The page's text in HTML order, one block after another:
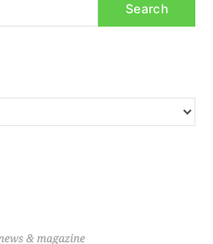
Search